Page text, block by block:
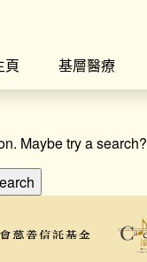
頁
基層醫療
Maybe try a search?